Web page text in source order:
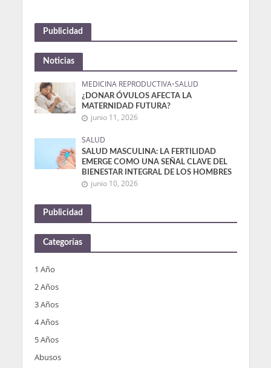
Publicidad
Noticias
MEDICINA REPRODUCTIVA•SALUD
¿DONAR ÓVULOS AFECTA LA
MATERNIDAD FUTURA?
junio 11, 2026
SALUD
SALUD MASCULINA: LA FERTILIDAD
EMERGE COMO UNA SEÑAL CLAVE DEL
BIENESTAR INTEGRAL DE LOS HOMBRES
junio 10, 2026
Publicidad
Categorías
1 Año
2 Años
3 Años
4 Años
5 Años
Abusos